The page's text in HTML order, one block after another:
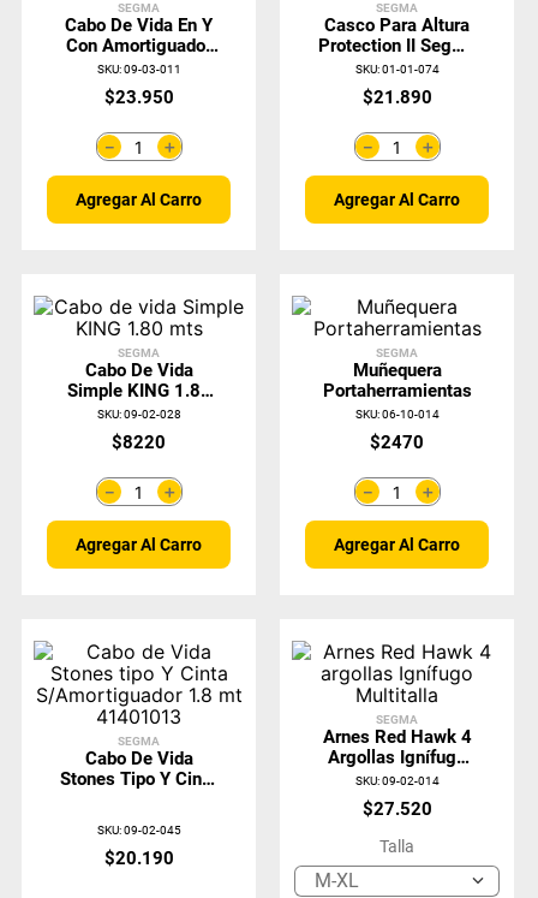
SEGMA
Cabo De Vida En Y
Con Amortiguador
De Caida Floyd
41402006
SKU:09-03-011
$23.950
＋
－
Agregar Al Carro
SEGMA
Casco Para Altura
Protection II Segma
Blanco 42301023
SKU:01-01-074
$21 .890
＋
－
Agregar Al Carro
SEGMA
Cabo De Vida
Simple KING 1.80
Mts
SKU:09-02-028
$8220
＋
－
Agregar Al Carro
SEGMA
Muñequera
Portaherramientas
SKU:06-10-014
$2470
＋
－
Agregar Al Carro
SEGMA
Cabo De Vida
Stones Tipo Y Cinta
SKU:09-02-045
$20.190
SEGMA
Arnes Red Hawk 4
Argollas Ignífugo
Multitalla
SKU:09-02-014
$27.520
Talla
M-XL